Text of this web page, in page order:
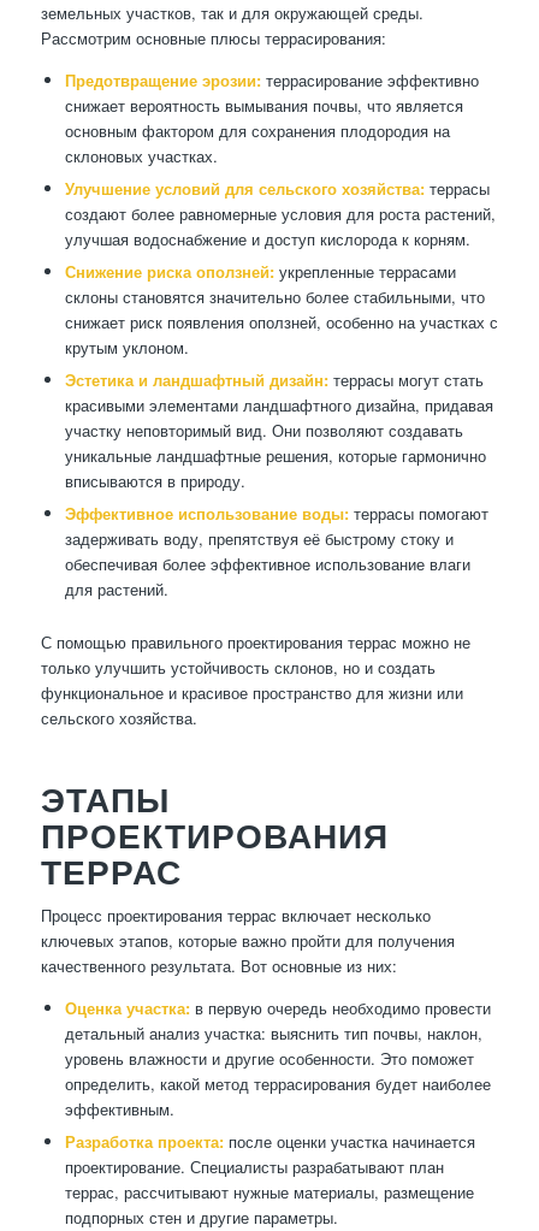
земельных участков, так и для окружающей среды.
Рассмотрим основные плюсы террасирования:
Предотвращение эрозии:террасирование эффективно
снижает вероятность вымывания почвы, что является
основным фактором для сохранения плодородия на
склоновых участках.
Улучшение условий для сельского хозяйства:террасы
создают более равномерные условия для роста растений,
улучшая водоснабжение и доступ кислорода к корням.
Снижение риска оползней:укрепленные террасами
склоны становятся значительно более стабильными, что
снижает риск появления оползней, особенно на участках с
крутым уклоном.
Эстетика и ландшафтный дизайн:террасы могут стать
красивыми элементами ландшафтного дизайна, придавая
участку неповторимый вид. Они позволяют создавать
уникальные ландшафтные решения, которые гармонично
вписываются в природу.
Эффективное использование воды:террасы помогают
задерживать воду, препятствуя её быстрому стоку и
обеспечивая более эффективное использование влаги
для растений.
С помощью правильного проектирования террас можно не
только улучшить устойчивость склонов, но и создать
функциональное и красивое пространство для жизни или
сельского хозяйства.
ЭТАПЫ
ПРОЕКТИРОВАНИЯ
ТЕРРАС
Процесс проектирования террас включает несколько
ключевых этапов, которые важно пройти для получения
качественного результата. Вот основные из них:
Оценка участка:в первую очередь необходимо провести
детальный анализ участка: выяснить тип почвы, наклон,
уровень влажности и другие особенности. Это поможет
определить, какой метод террасирования будет наиболее
эффективным.
Разработка проекта:после оценки участка начинается
проектирование. Специалисты разрабатывают план
террас, рассчитывают нужные материалы, размещение
подпорных стен и другие параметры.